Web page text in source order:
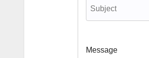
Message